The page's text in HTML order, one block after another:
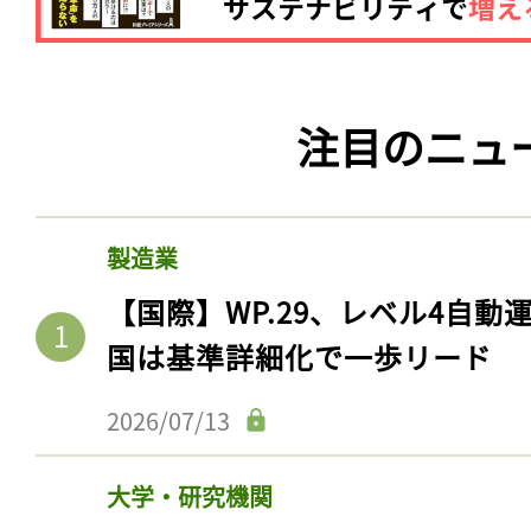
注目のニュ
製造業
【国際】WP.29、レベル4自動
国は基準詳細化で一歩リード
2026/07/13
大学・研究機関